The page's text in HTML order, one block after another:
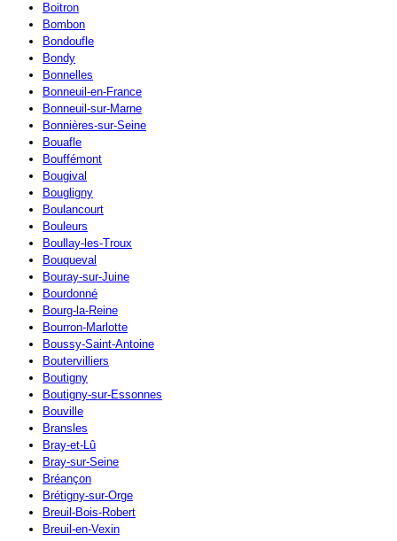
Boitron
Bombon
Bondoufle
Bondy
Bonnelles
Bonneuil-en-France
Bonneuil-sur-Marne
Bonnières-sur-Seine
Bouafle
Bouffémont
Bougival
Bougligny
Boulancourt
Bouleurs
Boullay-les-Troux
Bouqueval
Bouray-sur-Juine
Bourdonné
Bourg-la-Reine
Bourron-Marlotte
Boussy-Saint-Antoine
Boutervilliers
Boutigny
Boutigny-sur-Essonnes
Bouville
Bransles
Bray-et-Lû
Bray-sur-Seine
Bréançon
Brétigny-sur-Orge
Breuil-Bois-Robert
Breuil-en-Vexin